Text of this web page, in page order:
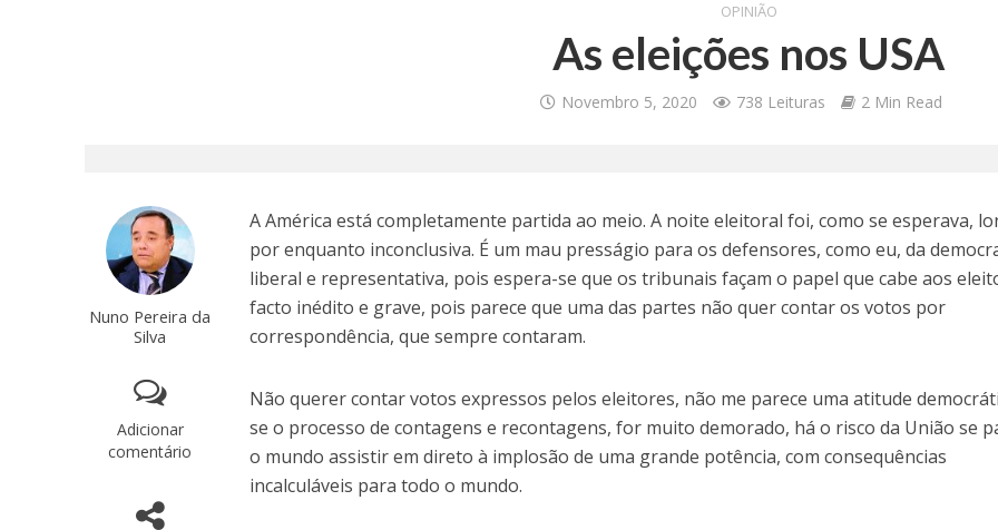
OPINIÃO
As eleições nos USA
Novembro 5, 2020 738 Leituras 2 Min Read
Nuno Pereira da
Silva
Adicionar
comentário
A América está completamente partida ao meio. A noite eleitoral foi, como se esperava,
por enquanto inconclusiva. É um mau presságio para os defensores, como eu, da
liberal e representativa, pois espera-se que os tribunais façam o papel que cabe aos
facto inédito e grave, pois parece que uma das partes não quer contar os votos por
correspondência, que sempre contaram.
Não querer contar votos expressos pelos eleitores, não me parece uma atitude
se o processo de contagens e recontagens, for muito demorado, há o risco da União se
o mundo assistir em direto à implosão de uma grande potência, com consequências
incalculáveis para todo o mundo.